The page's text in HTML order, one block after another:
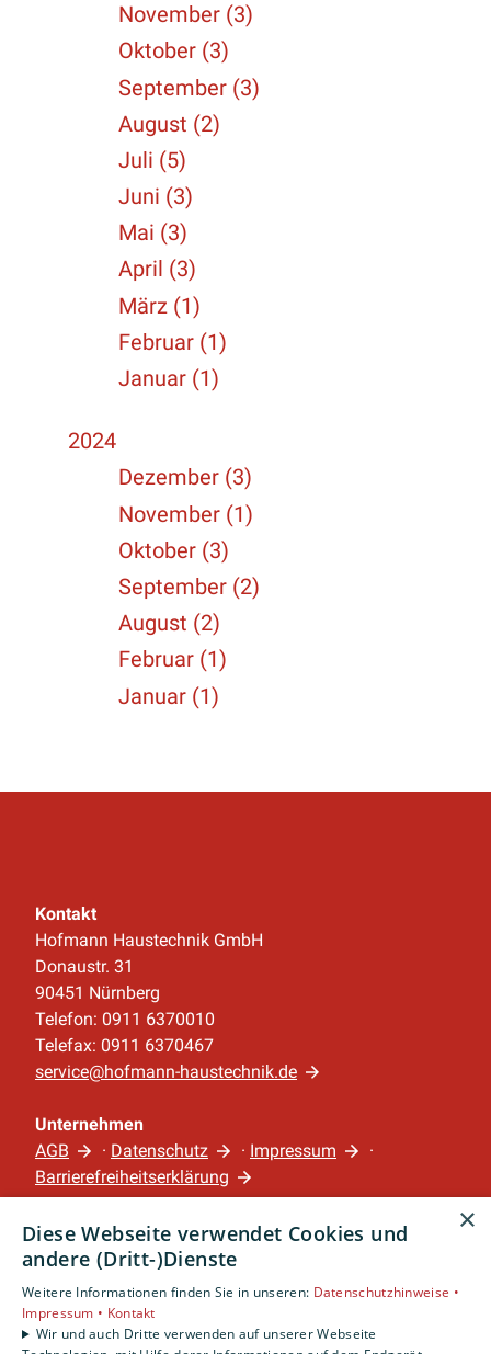
November (3)
Oktober (3)
September (3)
August (2)
Juli (5)
Juni (3)
Mai (3)
April (3)
März (1)
Februar (1)
Januar (1)
2024
Dezember (3)
November (1)
Oktober (3)
September (2)
August (2)
Februar (1)
Januar (1)
Kontakt
Hofmann Haustechnik GmbH
Donaustr. 31
90451 Nürnberg
Telefon: 0911 6370010
Telefax: 0911 6370467
service@hofmann-haustechnik.de
Unternehmen
AGB
· Datenschutz · Impressum
·
Barrierefreiheitserklärung
Leistungen
Privatkunden
Gewerbekunden
Karriere
Unternehmen
×
Diese Webseite verwendet Cookies und
andere (Dritt-)Dienste
Weitere Informationen finden Sie in unseren: Datenschutzhinweise •
Impressum • Kontakt
Wir und auch Dritte verwenden auf unserer Webseite